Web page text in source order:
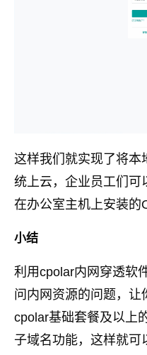
这样我们就实现了将本
统上云，企业员工们可
在办公室主机上安装的
小结
利用cpolar内网穿透软
问内网资源的问题，让
cpolar基础套餐及以上
子域名功能，这样就